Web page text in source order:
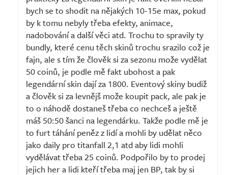
bych se to shodit na nějakých 10-15e max, pokud
by k tomu nebyly třeba efekty, animace,
nadobování a další věci atd. Trochu to spravily ty
bundly, které cenu těch skinů trochu srazilo což je
fajn, ale s tím že člověk si za sezonu može vydělat
50 coinů, je podle mě fakt ubohost a pak
legendární skin dají za 1800. Eventový skiny budiž
a člověk si za levnějš može koupit pack, ale pak je
to o náhodě dostaneš třeba co nechceš a ještě
máš 50:50 šanci na legendárku. Takže podle mě je
to furt táhání peněz z lidí a mohli by udělat něco
jako daily pro titanfall 2,1 atd aby lidi mohli
vydělávat třeba 25 coinů. Podpořilo by to prodej
jejich her a lidi kteří třeba maj jen BP, tak by si